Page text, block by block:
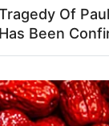
Of
Has Been